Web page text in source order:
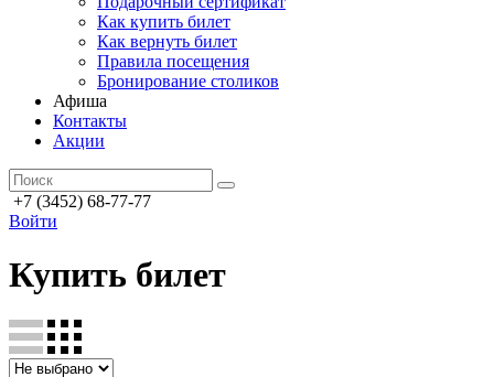
Как купить билет
Как вернуть билет
Правила посещения
Бронирование столиков
Афиша
Контакты
Акции
+7 (3452) 68-77-77
Войти
Купить билет